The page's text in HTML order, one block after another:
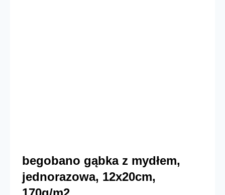
begobano gąbka z mydłem,
jednorazowa, 12x20cm,